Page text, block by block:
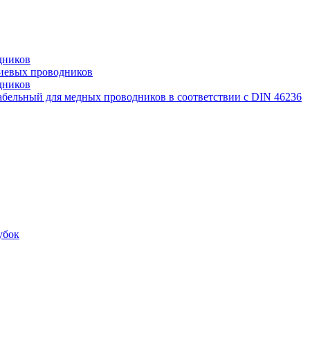
проводников
для медных проводников в соответствии с DIN 46236